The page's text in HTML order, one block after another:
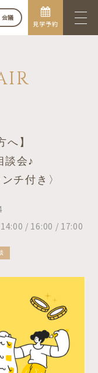
会議
見学予約
へ】
談会♪
チ付き〉
/ 16:00 / 17:00